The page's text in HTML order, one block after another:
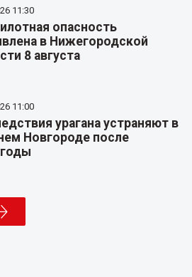
11:30
опасность
в Нижегородской
8 августа
11:00
урагана устраняют в
Новгороде после